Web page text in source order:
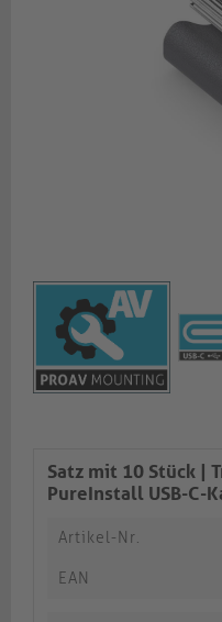
Satz mit 10 Stück |
PureInstall USB-C-
Artikel-Nr.
EAN